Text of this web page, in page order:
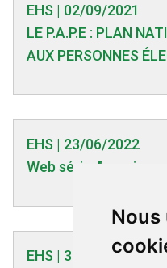
Nous
EHS | 02/09/2021
LE P.A.P.E : PLAN
AUX PERSONNES
EHS | 23/06/2022
Web série: "ma vie
EHS | 30/10/2023